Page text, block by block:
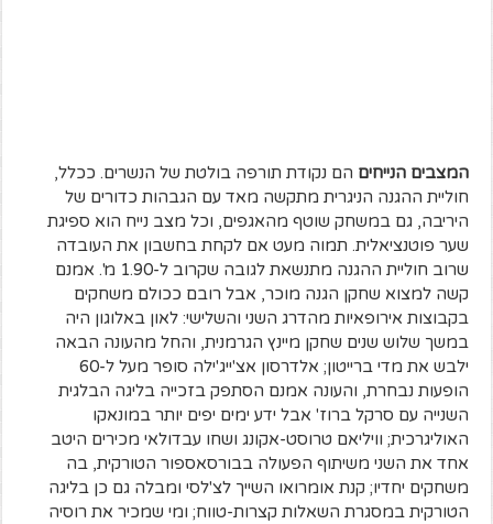
המצבים הנייחים הם נקודת תורפה בולטת של הנשרים. ככלל,
חוליית ההגנה הניגרית מתקשה מאד עם הגבהות כדורים של
היריבה, גם במשחק שוטף מהאגפים, וכל מצב נייח הוא ספיגת
שער פוטנציאלית. תמוה מעט אם לקחת בחשבון את העובדה
שרוב חוליית ההגנה מתנשאת לגובה שקרוב ל-1.90 מ'. אמנם
קשה למצוא שחקן הגנה מוכר, אבל רובם ככולם משחקים
בקבוצות אירופאיות מהדרג השני והשלישי: לאון באלוגון היה
במשך שלוש שנים שחקן מיינץ הגרמנית, והחל מהעונה הבאה
ילבש את מדי ברייטון; אלדרסון אצ'ייג'ילה סופר מעל ל-60
הופעות נבחרת, והעונה אמנם הסתפק בזכייה בליגה הבלגית
השנייה עם סרקל ברוז' אבל ידע ימים יפים יותר במונאקו
האוליגרכית; וויליאם טרוסט-אקונג ושחו עבדולאי מכירים היטב
אחד את השני משיתוף הפעולה בבורסאספור הטורקית, בה
משחקים יחדיו; קנת אומרואו השייך לצ'לסי ומבלה גם כן בליגה
הטורקית במסגרת השאלות קצרות-טווח; ומי שמכיר את רוסיה